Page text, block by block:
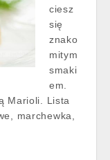
ciesz
się
znako
mitym
smaki
em.
Marioli. Lista
marchewka,